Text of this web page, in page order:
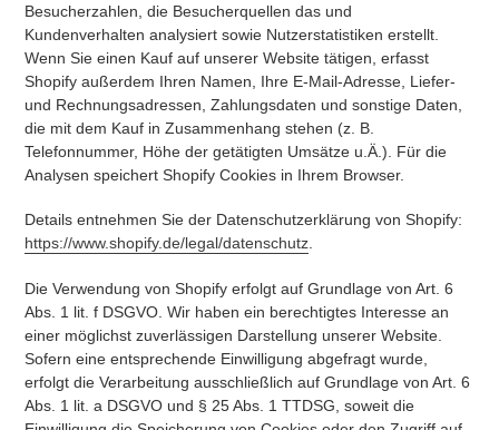
Besucherzahlen, die Besucherquellen das und
Kundenverhalten analysiert sowie Nutzerstatistiken erstellt.
Wenn Sie einen Kauf auf unserer Website tätigen, erfasst
Shopify außerdem Ihren Namen, Ihre E-Mail-Adresse, Liefer-
und Rechnungsadressen, Zahlungsdaten und sonstige Daten,
die mit dem Kauf in Zusammenhang stehen (z. B.
Telefonnummer, Höhe der getätigten Umsätze u.Ä.). Für die
Analysen speichert Shopify Cookies in Ihrem Browser.
Details entnehmen Sie der Datenschutzerklärung von Shopify:
https://www.shopify.de/legal/datenschutz.
Die Verwendung von Shopify erfolgt auf Grundlage von Art. 6
Abs. 1 lit. f DSGVO. Wir haben ein berechtigtes Interesse an
einer möglichst zuverlässigen Darstellung unserer Website.
Sofern eine entsprechende Einwilligung abgefragt wurde,
erfolgt die Verarbeitung ausschließlich auf Grundlage von Art. 6
Abs. 1 lit. a DSGVO und § 25 Abs. 1 TTDSG, soweit die